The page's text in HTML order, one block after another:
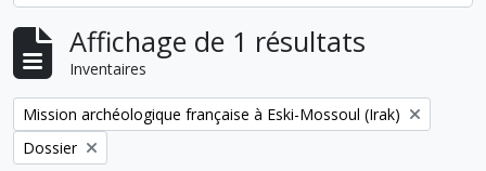
Affichage de 1 résultats
Inventaires
Remove filter:
Mission archéologique française à Eski-Mossoul (Irak)
Remove filter:
Dossier